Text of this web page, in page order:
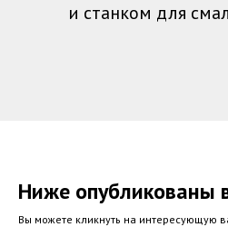
и станком для
Ниже опубликованы
Вы можете кликнуть на интересующую